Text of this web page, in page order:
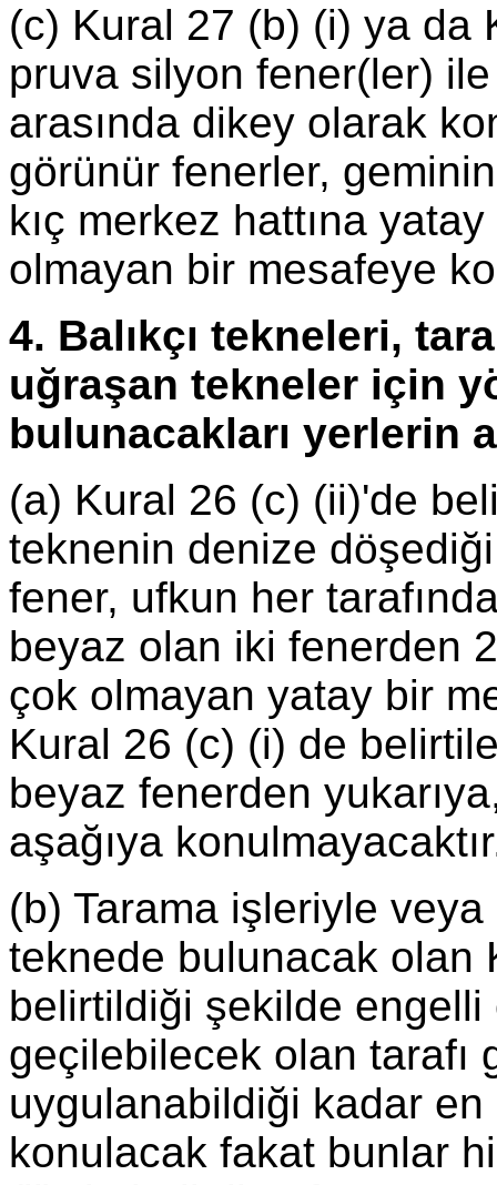
(c) Kural 27 (b) (i) ya da
pruva silyon fener(ler)
arasında dikey olarak
görünür fenerler,
kıç merkez hattına
olmayan bir mesafeye
4. Balıkçı tekneleri,
uğraşan tekneler için
bulunacakları yerlerin
(a) Kural 26 (c) (ii)'de
teknenin denize
fener, ufkun her
beyaz olan iki fenerden
çok olmayan yatay bir
Kural 26 (c) (i) de
beyaz fenerden
aşağıya
(b) Tarama işleriyle
teknede bulunacak olan
belirtildiği şekilde
geçilebilecek olan tarafı
uygulanabildiği kadar
konulacak fakat bunlar